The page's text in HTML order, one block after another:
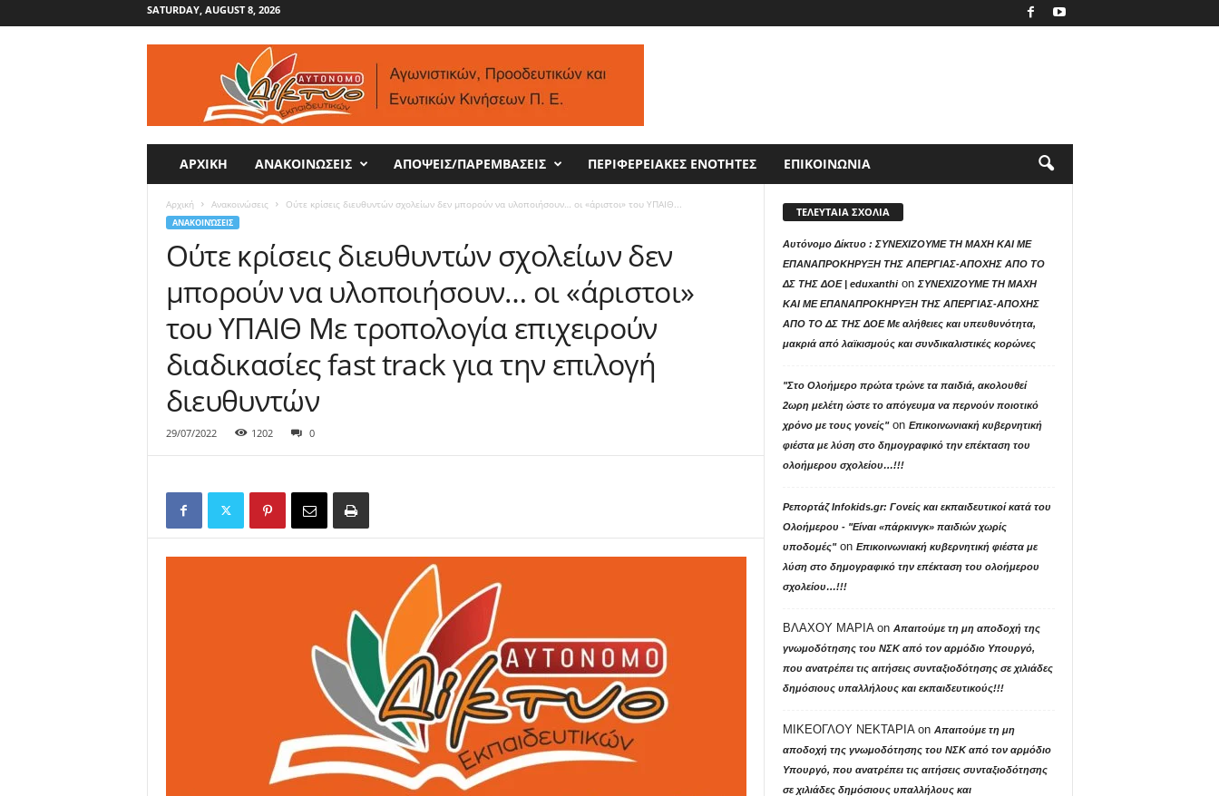
SATURDAY, AUGUST 8, 2026
Α
ΑΡΧΙΚΗ ΑΝΑΚΟΙΝΩΣΕΙΣ ΑΠΟΨΕΙΣ/ΠΑΡΕΜΒΑΣΕΙΣ ΠΕΡΙΦΕΡΕΙΑΚΕΣ ΕΝΟΤΗΤΕΣ ΕΠΙΚΟΙΝΩΝΙΑ
Αρχική Ανακοινώσεις Ούτε κρίσεις διευθυντών σχολείων δεν μπορούν να υλοποιήσουν… οι «άριστοι» του ΥΠΑΙΘ...
ΑΝΑΚΟΙΝΏΣΕΙΣ
Ούτε κρίσεις διευθυντών σχολείων δεν
μπορούν να υλοποιήσουν… οι «άριστοι»
του ΥΠΑΙΘ Με τροπολογία επιχειρούν
διαδικασίες fast track για την επιλογή
διευθυντών
29/07/2022 1202 0
ΤΕΛΕΥΤΑΙΑ ΣΧΟΛΙΑ
Αυτόνομο Δίκτυο : ΣΥΝΕΧΙΖΟΥΜΕ ΤΗ ΜΑΧΗ ΚΑΙ ΜΕ
ΕΠΑΝΑΠΡΟΚΗΡΥΞΗ ΤΗΣ ΑΠΕΡΓΙΑΣ-ΑΠΟΧΗΣ ΑΠΟ ΤΟ
ΔΣ ΤΗΣ ΔΟΕ | eduxanthion ΣΥΝΕΧΙΖΟΥΜΕ ΤΗ ΜΑΧΗ
ΚΑΙ ΜΕ ΕΠΑΝΑΠΡΟΚΗΡΥΞΗ ΤΗΣ ΑΠΕΡΓΙΑΣ-ΑΠΟΧΗΣ
ΑΠΟ ΤΟ ΔΣ ΤΗΣ ΔΟΕ Με αλήθειες και υπευθυνότητα,
μακριά από λαϊκισμούς και συνδικαλιστικές κορώνες
"Στο Ολοήμερο πρώτα τρώνε τα παιδιά, ακολουθεί
2ωρη μελέτη ώστε το απόγευμα να περνούν ποιοτικό
χρόνο με τους γονείς"on Επικοινωνιακή κυβερνητική
φιέστα με λύση στο δημογραφικό την επέκταση του
ολοήμερου σχολείου…!!!
Ρεπορτάζ Ιnfokids.gr: Γονείς και εκπαιδευτικοί κατά του
Ολοήμερου - "Είναι «πάρκινγκ» παιδιών χωρίς
υποδομές"on Επικοινωνιακή κυβερνητική φιέστα με
λύση στο δημογραφικό την επέκταση του ολοήμερου
σχολείου…!!!
ΒΛΑΧΟΥ ΜΑΡΙΑon Απαιτούμε τη μη αποδοχή της
γνωμοδότησης του ΝΣΚ από τον αρμόδιο Υπουργό,
που ανατρέπει τις αιτήσεις συνταξιοδότησης σε χιλιάδες
δημόσιους υπαλλήλους και εκπαιδευτικούς!!!
ΜΙΚΕΟΓΛΟΥ ΝΕΚΤΑΡΙΑon Απαιτούμε τη μη
αποδοχή της γνωμοδότησης του ΝΣΚ από τον αρμόδιο
Υπουργό, που ανατρέπει τις αιτήσεις συνταξιοδότησης
σε χιλιάδες δημόσιους υπαλλήλους και